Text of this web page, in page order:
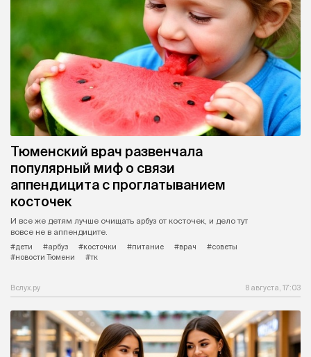
Тюменский врач развенчала
популярный миф о связи
аппендицита с проглатыванием
косточек
И все же детям лучше очищать арбуз от косточек, и дело тут
вовсе не в аппендиците.
#дети
#арбуз #косточки #питание #врач
#советы
#новости Тюмени
#тк
Вслух.ру 8 августа, 17:03